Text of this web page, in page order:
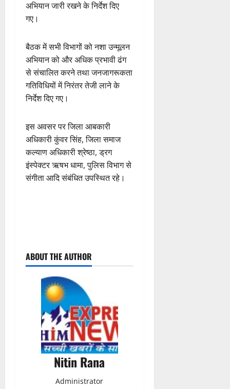
अभियान जारी रखने के निर्देश दिए
गए।
बैठक में सभी विभागों को नशा उन्मूलन
अभियान को और अधिक प्रभावी ढंग
से संचालित करने तथा जनजागरूकता
गतिविधियों में निरंतर तेजी लाने के
निर्देश दिए गए।
इस अवसर पर जिला आबकारी
अधिकारी कुंवर सिंह, जिला समाज
कल्याण अधिकारी श्रेष्ठा, ड्रग
इंस्पेक्टर ऋषभ धामा, पुलिस विभाग से
संगीता आदि संबंधित उपस्थित रहे।
o
ABOUT THE AUTHOR
Nitin Rana
Administrator